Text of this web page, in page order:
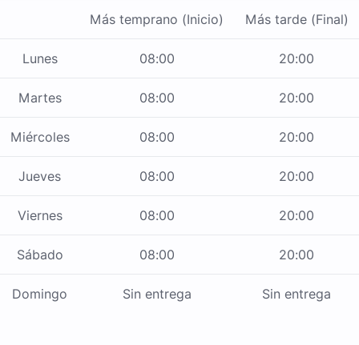
Más temprano (Inicio) Más tarde (Final)
Lunes 08:00 20:00
Martes 08:00 20:00
Miércoles 08:00 20:00
Jueves 08:00 20:00
Viernes 08:00 20:00
Sábado 08:00 20:00
Domingo Sin entrega Sin entrega